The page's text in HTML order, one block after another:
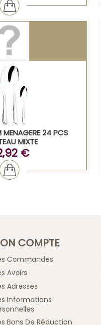
24 PCS
MIXTE
€
COMPTE
Commandes
Avoirs
Adresses
Informations
Bons De Réduction